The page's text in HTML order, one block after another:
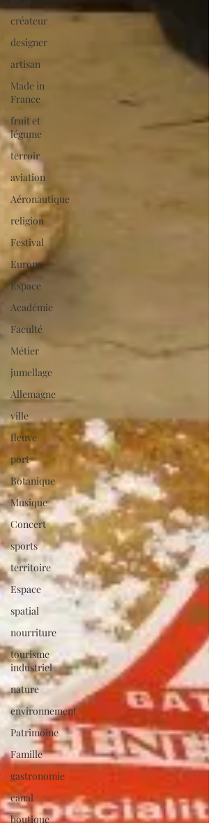
créateur
designer
artisan
Made in
France
fruit et
légume
terroir
aviation
Aéronautique
religion
Festival
Europe
Espace
Académie
Faculté
Métier
jumellage
Allemagne
ville
fleuve
port
Botanique
Musique
Concert
sports
territoire
Espace
spatial
nourriture
tourisme
industriel
nature
environnement
Patrimoine
Famille
gastronomie
canal
boutique